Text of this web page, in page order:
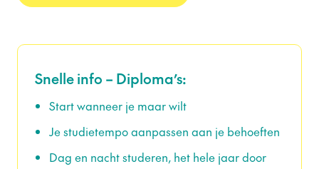
Snelle info – Diploma’s:
Start wanneer je maar wilt
Je studietempo aanpassen aan je behoeften
Dag en nacht studeren, het hele jaar door